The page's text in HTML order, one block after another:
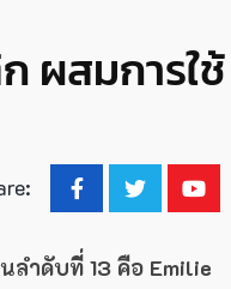
ผสมการใช้
ลำดับที่ 13 คือ Emilie